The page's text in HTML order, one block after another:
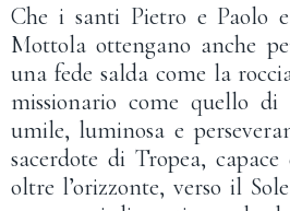
Che i santi Pietro e Paolo
Mottola ottengano anche
una fede salda come la
missionario come quello
umile, luminosa e
sacerdote di Tropea,
oltre l’orizzonte, verso il